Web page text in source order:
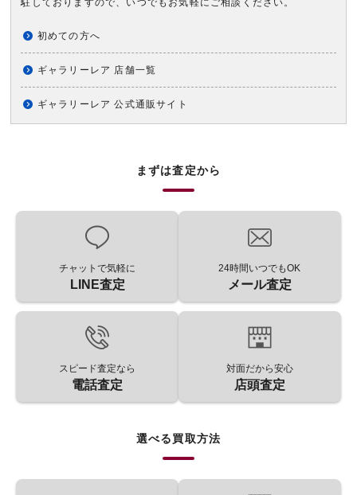
駐しておりますので、いつでもお気軽にご相談ください。
初めての方へ
ギャラリーレア 店舗一覧
ギャラリーレア 公式通販サイト
まずは査定から
チャットで気軽に
LINE査定
24時間いつでもOK
メール査定
スピード査定なら
電話査定
対面だから安心
店頭査定
選べる買取方法